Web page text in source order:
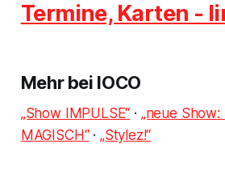
Termine, Karten -
Mehr bei IOCO
„Show IMPULSE“ · „neue Show:
MAGISCH“· „Stylez!“